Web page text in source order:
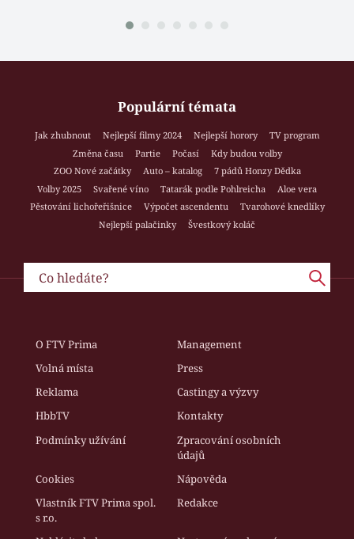
Populární témata
Jak zhubnout Nejlepší filmy 2024 Nejlepší horory
TV program
Změna času
Partie Počasí
Kdy budou volby
ZOO Nové začátky
Auto – katalog
7 pádů Honzy Dědka
Volby 2025
Svařené víno Tatarák podle Pohlreicha
Aloe vera
Pěstování lichořeřišnice
Výpočet ascendentu
Tvarohové knedlíky
Nejlepší palačinky
Švestkový koláč
O FTV Prima
Management
Volná místa
Press
Reklama
Castingy a výzvy
HbbTV
Kontakty
Podmínky užívání
Zpracování osobních
údajů
Cookies
Nápověda
Vlastník FTV Prima spol.
s r.o.
Redakce